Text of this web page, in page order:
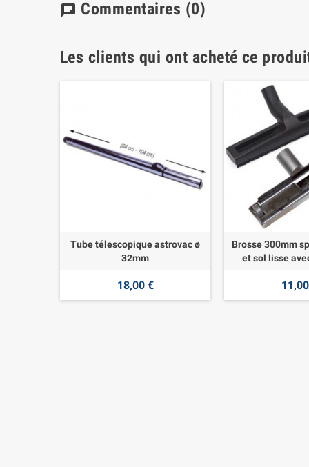
chat Commentaires (0)
Les clients qui ont acheté ce
Tube télescopique astrovac ø
32mm
18,00 €
Brosse 300mm
et sol lisse